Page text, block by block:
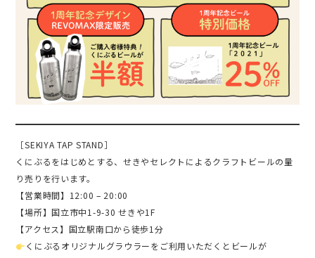
［SEKIYA TAP STAND］
くにぶるをはじめとする、せきやセレクトによるクラフトビールの量
り売りを行います。
【営業時間】12:00 – 20:00
【場所】国立市中1-9-30 せきや1F
【アクセス】国立駅南口から徒歩1分
くにぶるオリジナルグラウラーをご利用いただくとビールが